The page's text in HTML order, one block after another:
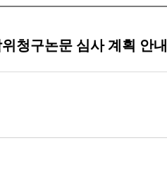
청구논문 심사 계획 안내